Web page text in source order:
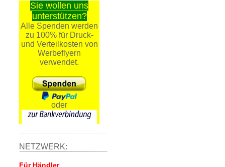
Sie wollen uns
unterstützen?
Alle Spenden werden
zu 100% für Druck-
und Verteilkosten von
Werbeflyern
verwendet.
oder
NETZWERK:
Für Händler